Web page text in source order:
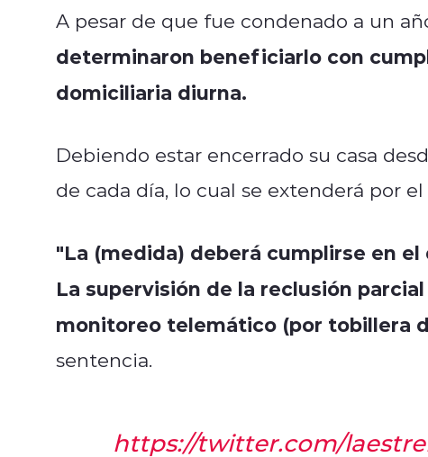
A pesar de que fue condenado a un
determinaron beneficiarlo con
domiciliaria diurna.
Debiendo estar encerrado su casa
de cada día, lo cual se extenderá por
"La (medida) deberá cumplirse en
La supervisión de la reclusión
monitoreo telemático (por tobillera
sentencia.
https://twitter.com/